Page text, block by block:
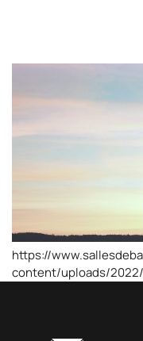
https://
content/uploads/